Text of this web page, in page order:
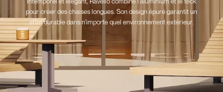
pour créer des chaises longues. Son design épuré garantit un
effet durable dans n'importe quel environnement extérieur.